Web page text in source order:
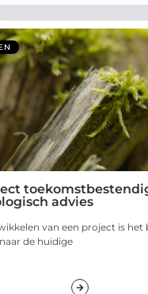
advies
van een project is het
de huidige